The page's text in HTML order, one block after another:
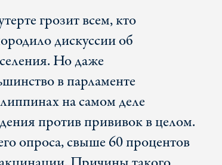
грозит всем, кто
дискуссии об
Но даже
в парламенте
на самом деле
против прививок в целом.
опроса, свыше 60 процентов